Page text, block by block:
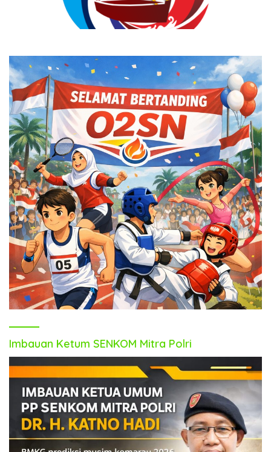
Imbauan Ketum SENKOM Mitra Polri